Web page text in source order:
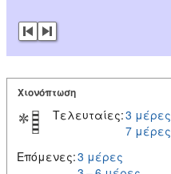
Χιονόπτωση
Τελευταίες:3 μέρες
7 μέρες
Επόμενες:3 μέρες